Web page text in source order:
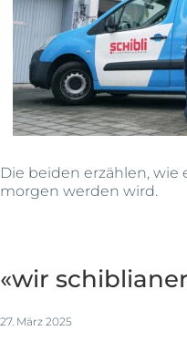
Die beiden erzählen, wie
morgen werden wird.
«wir
27. März 2025